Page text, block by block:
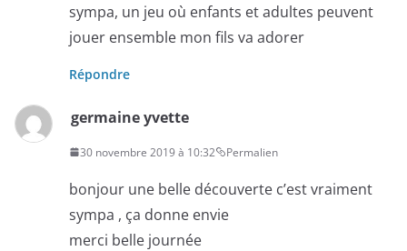
sympa, un jeu où enfants et adultes peuvent
jouer ensemble mon fils va adorer
Répondre
germaine yvette
30 novembre 2019 à 10:32 Permalien
bonjour une belle découverte c’est vraiment
sympa , ça donne envie
merci belle journée